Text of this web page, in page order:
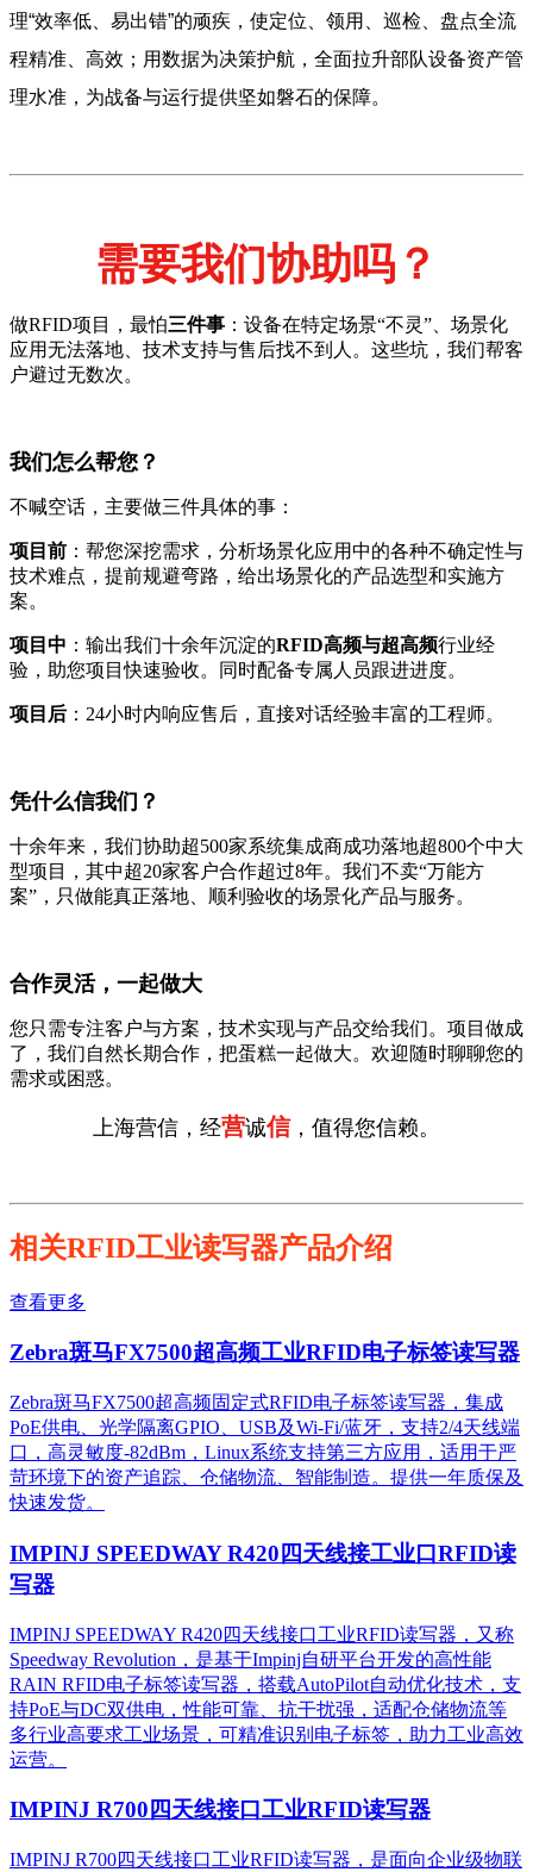
理“效率低、易出错”的顽疾，使定位、领用、巡检、盘点全流
程精准、高效；用数据为决策护航，全面拉升部队设备资产管
理水准，为战备与运行提供坚如磐石的保障。
需要我们协助吗？
做RFID项目，最怕三件事 ：设备在特定场景“不灵”、场景化
应用无法落地、技术支持与售后找不到人。这些坑，我们帮客
户避过无数次。
我们怎么帮您？
不喊空话，主要做三件具体的事：
项目前 ：帮您深挖需求，分析场景化应用中的各种不确定性与
技术难点，提前规避弯路，给出场景化的产品选型和实施方
案。
项目中 ：输出我们十余年沉淀的RFID高频与超高频行业经
验，助您项目快速验收。同时配备专属人员跟进进度。
项目后 ：24小时内响应售后，直接对话经验丰富的工程师。
凭什么信我们？
十余年来，我们协助超500家系统集成商成功落地超800个中大
型项目，其中超20家客户合作超过8年。我们不卖“万能方
案”，只做能真正落地、顺利验收的场景化产品与服务。
合作灵活，一起做大
您只需专注客户与方案，技术实现与产品交给我们。项目做成
了，我们自然长期合作，把蛋糕一起做大。欢迎随时聊聊您的
需求或困惑。
上海营信，经营诚信，值得您信赖。
相关RFID工业读写器产品介绍
查看更多
Zebra斑马FX7500超高频工业RFID电子标签读写器
Zebra斑马FX7500超高频固定式RFID电子标签读写器，集成
PoE供电、光学隔离GPIO、USB及Wi-Fi/蓝牙，支持2/4天线端
口，高灵敏度-82dBm，Linux系统支持第三方应用，适用于严
苛环境下的资产追踪、仓储物流、智能制造。提供一年质保及
快速发货。
IMPINJ SPEEDWAY R420四天线接工业口RFID读
写器
IMPINJ SPEEDWAY R420四天线接口工业RFID读写器，又称
Speedway Revolution，是基于Impinj自研平台开发的高性能
RAIN RFID电子标签读写器，搭载AutoPilot自动优化技术，支
持PoE与DC双供电，性能可靠、抗干扰强，适配仓储物流等
多行业高要求工业场景，可精准识别电子标签，助力工业高效
运营。​
IMPINJ R700四天线接口工业RFID读写器
IMPINJ R700四天线接口工业RFID读写器，是面向企业级物联